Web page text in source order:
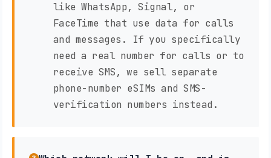
like WhatsApp, Signal, or
FaceTime that use data for calls
and messages. If you specifically
need a real number for calls or to
receive SMS, we sell separate
phone-number eSIMs and SMS-
verification numbers instead.